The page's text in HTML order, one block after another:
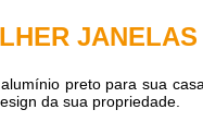
preto para sua
da sua propriedade.